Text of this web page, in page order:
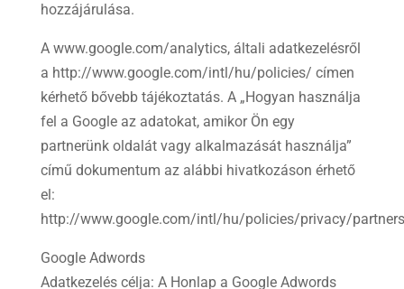
hozzájárulása.
A www.google.com/analytics, általi adatkezelésről
a http://www.google.com/intl/hu/policies/ címen
kérhető bővebb tájékoztatás. A „Hogyan használja
fel a Google az adatokat, amikor Ön egy
partnerünk oldalát vagy alkalmazását használja”
című dokumentum az alábbi hivatkozáson érhető
el:
http://www.google.com/intl/hu/policies/privacy/
Google Adwords
Adatkezelés célja: A Honlap a Google Adwords